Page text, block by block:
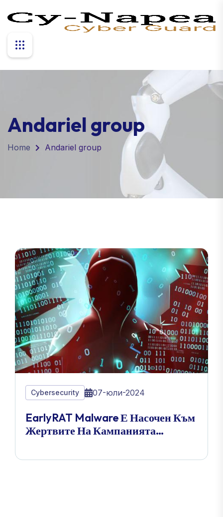
Andariel group
Home Andariel group
Cybersecurity 07-юли-2024
EarlyRAT Malware Е Насочен Към
Жертвите На Кампанията
Сигурността На Данните